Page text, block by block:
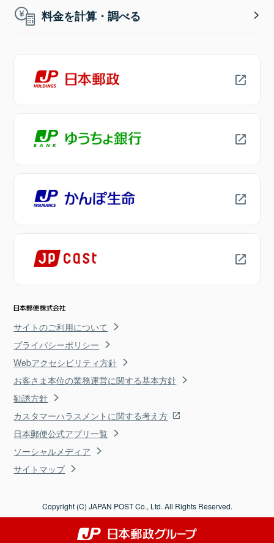
料金を計算・調べる
サイトのご利用について
プライバシーポリシー
Webアクセシビリティ方針
お客さま本位の業務運営に関する基本方針
勧誘方針
カスタマーハラスメントに関する考え方
日本郵便公式アプリ一覧
ソーシャルメディア
サイトマップ
Copyright (C) JAPAN POST Co., Ltd. All Rights Reserved.